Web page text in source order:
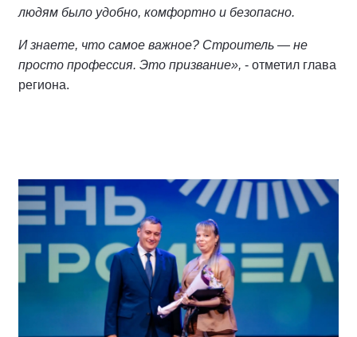
людям было удобно, комфортно и безопасно.
И знаете, что самое важное? Строитель — не
просто профессия. Это призвание», - отметил глава
региона.